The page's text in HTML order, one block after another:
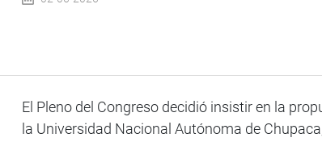
El Pleno del Congreso decidió insistir en la
la Universidad Nacional Autónoma de